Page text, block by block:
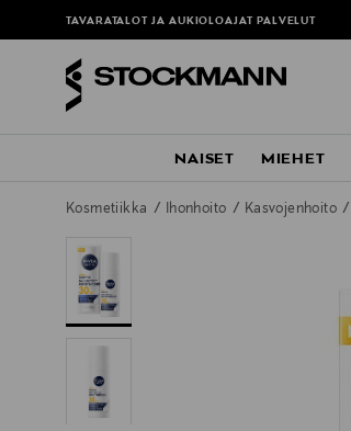
TAVARATALOT JA AUKIOLOAJAT PALVELUT
NAISET MIEHET
Kosmetiikka Ihonhoito Kasvojenhoito